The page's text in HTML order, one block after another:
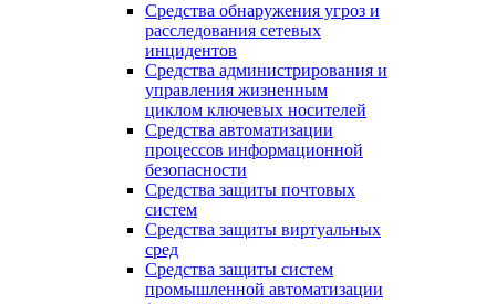
Средства обнаружения угроз и
расследования сетевых
инцидентов
Средства администрирования и
управления жизненным
циклом ключевых носителей
Средства автоматизации
процессов информационной
безопасности
Средства защиты почтовых
систем
Средства защиты виртуальных
сред
Средства защиты систем
промышленной автоматизации